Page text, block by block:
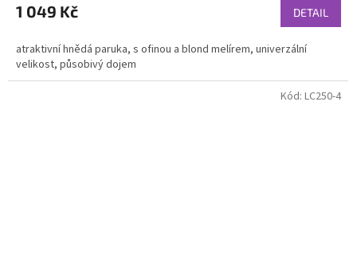
1 049 Kč DETAIL
atraktivní hnědá paruka, s ofinou a blond melírem, univerzální
velikost, působivý dojem
Kód: LC250-4